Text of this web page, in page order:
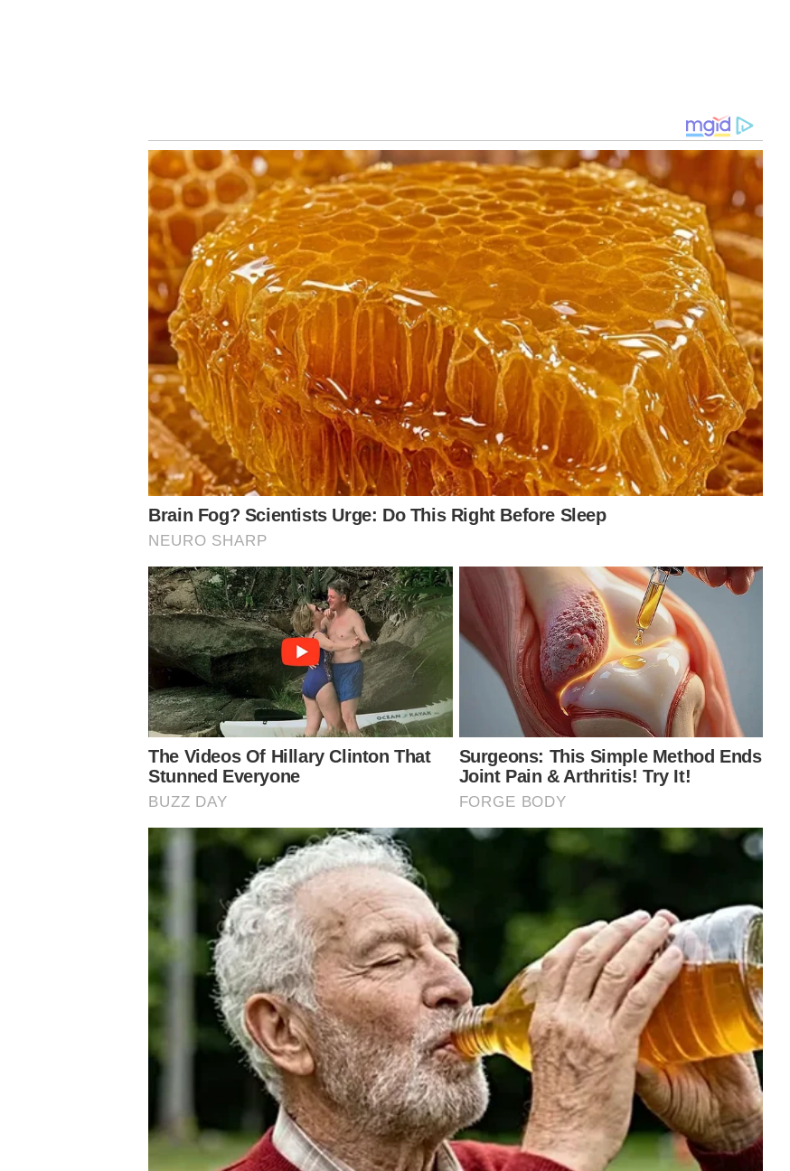
Com 14 pontos somados em seis jogos – quatro vitórias e dois empates, o Verdão ficou atrás do River Plate (16)
e do Atlético-MG (15). Invicto há 17 jogos na Libertadores, o clube se tornou nesta temporada o único brasileiro a
se classificar oito vezes seguidas para as oitavas da competição (2017 a 2024), superando o São Paulo, com sete
Conheça o canal do Nosso Palestra no Youtube! Cliqueaqui.
Siga o Nosso Palestra noTwittere noInstagram/ Ouça oNPCast!
Conheça e comente noFórum do Nosso Palestra
VEJA NO NOSSO PALESTRA
Confira homenagem de torcida do Palmeiras para Endrick
Notícias Relacionadas
O Palmeiras foi a melhor campanha da fase de grupos em cinco das últimas sete edições. Além de 2024, a
exceção fica com 2021, quando ficou com a segunda posição geral, atrás apenas do Atlético-MG, e ficou com a
taça da competição ao bater o Flamengo por 2 a 1 na final, em Montevidéu, no Uruguai.
A equipe palmeirense fechou em primeiro lugar de 2018 a 2020, sendo o único da história a conseguir o feito por
três vezes seguidas. O time de Abel Ferreira tinha a possibilidade de repetir a sequência no atual triênio, mas o